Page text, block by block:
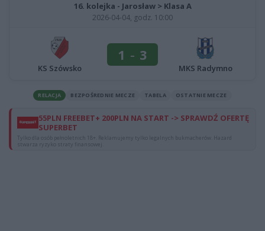
16. kolejka - Jarosław > Klasa A
2026-04-04, godz. 10:00
KS Szówsko
1 - 3
MKS Radymno
RELACJA BEZPOŚREDNIE MECZE TABELA OSTATNIE MECZE
55PLN FREEBET+ 200PLN NA START -> SPRAWDŹ OFERTĘ
SUPERBET
Tylko dla osób pełnoletnich 18+. Reklamujemy tylko legalnych bukmacherów. Hazard
stwarza ryzyko straty finansowej.